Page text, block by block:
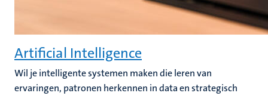
Artificial Intelligence
Wil je intelligente systemen maken die leren van
ervaringen, patronen herkennen in data en strategisch